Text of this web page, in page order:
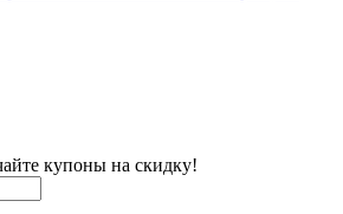
купоны на скидку!